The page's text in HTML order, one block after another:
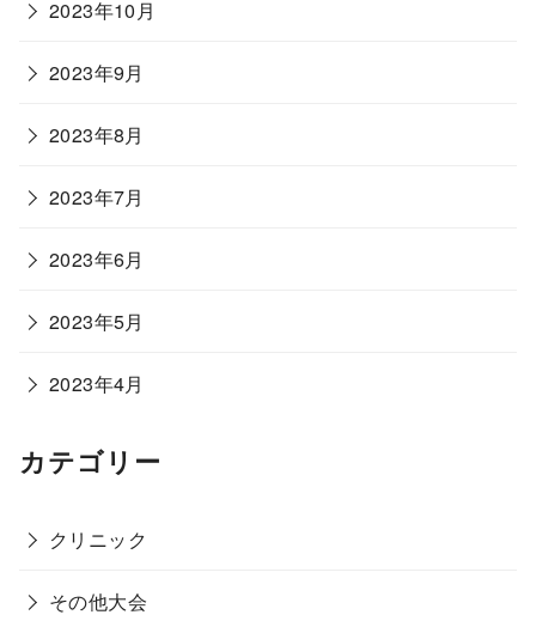
2023年10月
2023年9月
2023年8月
2023年7月
2023年6月
2023年5月
2023年4月
カテゴリー
クリニック
その他大会